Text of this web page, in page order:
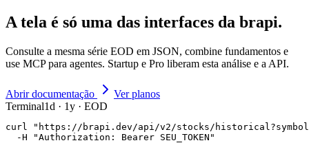
A tela é só uma das interfaces da brapi.
Consulte a mesma série EOD em JSON, combine fundamentos e
use MCP para agentes. Startup e Pro liberam esta análise e a API.
Abrir documentação
Ver planos
Terminal1d · 1y · EOD
curl "https://brapi.dev/api/v2/stocks/
  -H "Authorization: Bearer SEU_TOKEN"